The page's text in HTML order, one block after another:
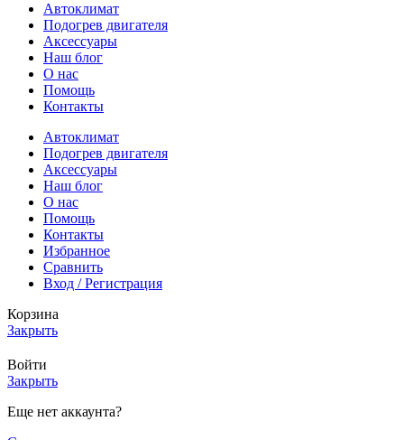
Автоклимат
Подогрев двигателя
Аксессуары
Наш блог
О нас
Помощь
Контакты
Автоклимат
Подогрев двигателя
Аксессуары
Наш блог
О нас
Помощь
Контакты
Избранное
Сравнить
Вход / Регистрация
Корзина
Закрыть
Войти
Закрыть
Еще нет аккаунта?